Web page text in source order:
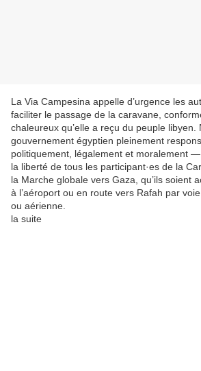
La Via Campesina appelle d’urgence les
faciliter le passage de la caravane,
chaleureux qu’elle a reçu du peuple libyen.
gouvernement égyptien pleinement
politiquement, légalement et moralement
la liberté de tous les participant·es de la
la Marche globale vers Gaza, qu’ils soient
à l’aéroport ou en route vers Rafah par
ou aérienne.
la suite